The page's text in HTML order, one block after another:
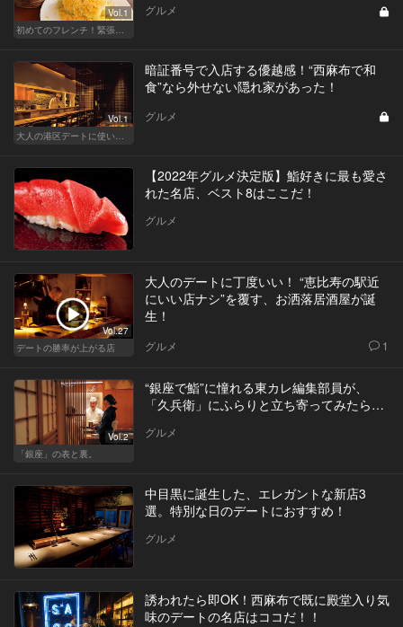
Vol.1
初めてのフレンチ！緊張せずに楽しめる人気店
グルメ
Vol.1
大人の港区デートに使いたい、秘密の隠れ家
暗証番号で入店する優越感！“西麻布で和
食”なら外せない隠れ家があった！
グルメ
【2022年グルメ決定版】鮨好きに最も愛さ
れた名店、ベスト8はここだ！
グルメ
Vol.27
デートの勝率が上がる店
大人のデートに丁度いい！ “恵比寿の駅近
にいい店ナシ”を覆す、お洒落居酒屋が誕
生！
グルメ 1
Vol.2
「銀座」の表と裏。
“銀座で鮨”に憧れる東カレ編集部員が、
「久兵衛」にふらりと立ち寄ってみたら…
グルメ
中目黒に誕生した、エレガントな新店3
選。特別な日のデートにおすすめ！
グルメ
誘われたら即OK！西麻布で既に殿堂入り気
味のデートの名店はココだ！！